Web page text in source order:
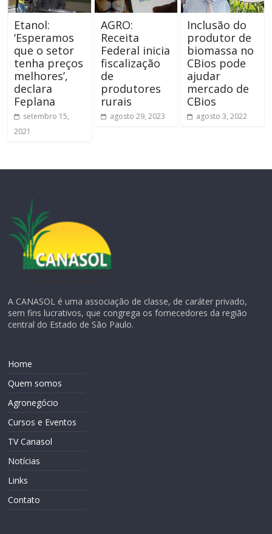
Etanol:
‘Esperamos
que o setor
tenha preços
melhores’,
declara
Feplana
setembro 15,
2021
AGRO:
Receita
Federal inicia
fiscalização
de
produtores
rurais
agosto 29, 2023
Inclusão do
produtor de
biomassa no
CBios pode
ajudar
mercado de
CBios
agosto 3, 2022
A CANASOL é uma associação de classe, de caráter privado,
sem fins lucrativos, que congrega os fornecedores da região
central do Estado de São Paulo.
Home
Quem somos
Agronegócio
Cursos e Eventos
TV Canasol
Notícias
Links
Contato